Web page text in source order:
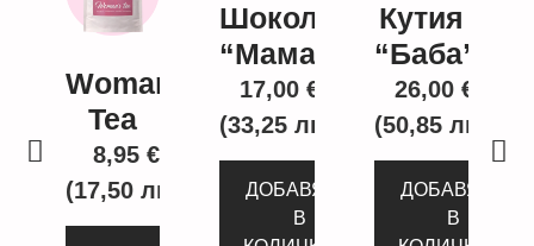
Woman’s
Tea
8,95 €
(17,50 лв.)
Шоколад
“Мама”
17,00€
(33,25 лв.)
ДОБАВЯНЕ
В
Кутия
“Баба”
26,00 €
(50,85 лв.)
ДОБАВЯНЕ
В